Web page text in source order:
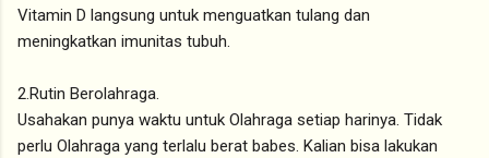
Vitamin D langsung untuk menguatkan tulang dan
meningkatkan imunitas tubuh.
2.Rutin Berolahraga.
Usahakan punya waktu untuk Olahraga setiap harinya. Tidak
perlu Olahraga yang terlalu berat babes. Kalian bisa lakukan